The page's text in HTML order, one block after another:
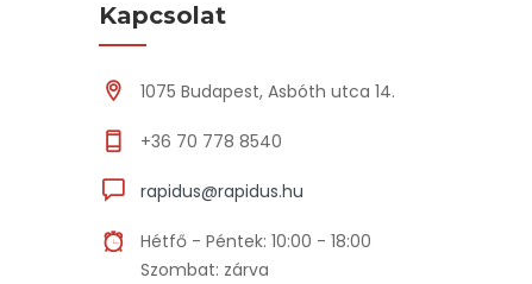
Kapcsolat
1075 Budapest, Asbóth utca 14.
+36 70 778 8540
rapidus@rapidus.hu
Hétfő - Péntek: 10:00 - 18:00
Szombat: zárva